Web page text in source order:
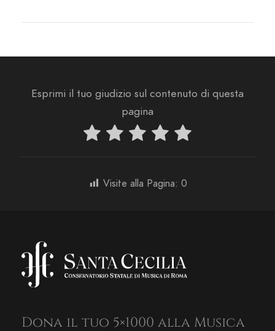
Esprimi il tuo giudizio sul contenuto di questa
pagina
Visite alla Pagina: 0
Dona il tuo 5×1000 alla Musica